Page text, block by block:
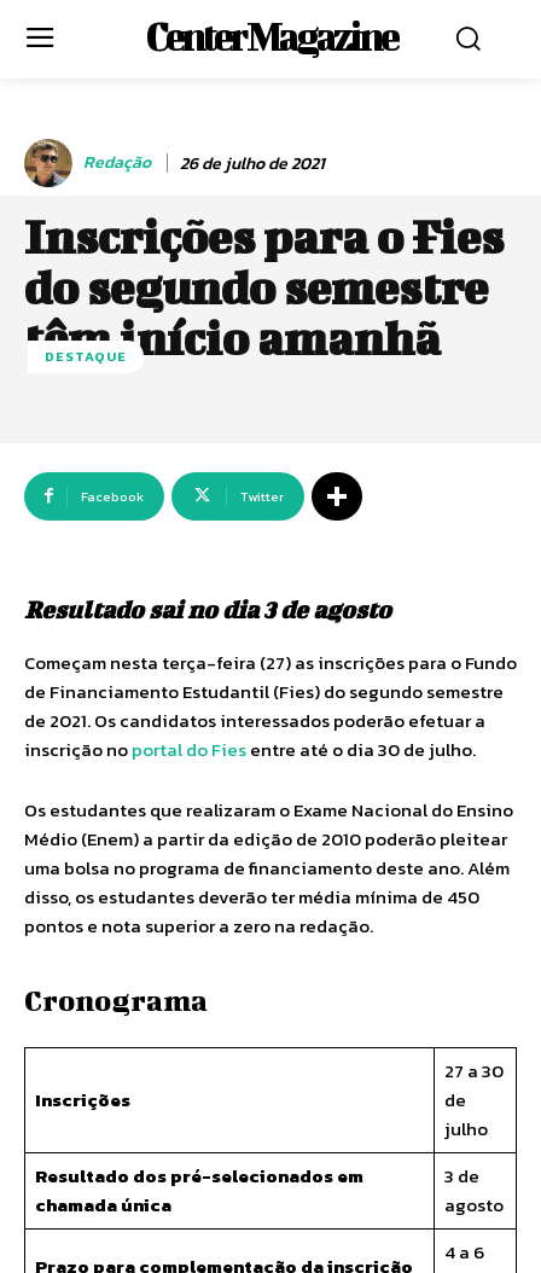
Center Magazine
Redação 26 de julho de 2021
Inscrições para o Fies
do segundo semestre
têm início amanhã
DESTAQUE
Facebook Twitter
Resultado sai no dia 3 de agosto
Começam nesta terça-feira (27) as inscrições para o Fundo
de Financiamento Estudantil (Fies) do segundo semestre
de 2021. Os candidatos interessados poderão efetuar a
inscrição noportal do Fiesentre até o dia 30 de julho.
Os estudantes que realizaram o Exame Nacional do Ensino
Médio (Enem) a partir da edição de 2010 poderão pleitear
uma bolsa no programa de financiamento deste ano. Além
disso, os estudantes deverão ter média mínima de 450
pontos e nota superior a zero na redação.
Cronograma
Inscrições
27 a 30
de
julho
Resultado dos pré-selecionados em
chamada única
3 de
agosto
Prazo para complementação da inscrição
4 a 6